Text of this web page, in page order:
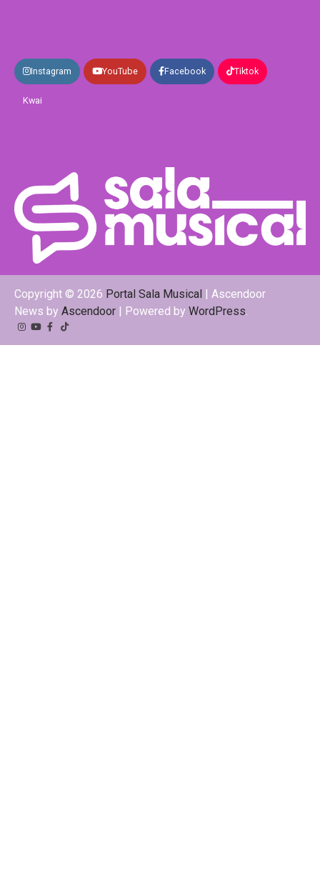
Instagram YouTube Facebook Tiktok
Kwai
Copyright © 2026 Portal Sala Musical | Ascendoor
News by Ascendoor | Powered by WordPress.
Instagram
YouTube
Facebook
Tiktok